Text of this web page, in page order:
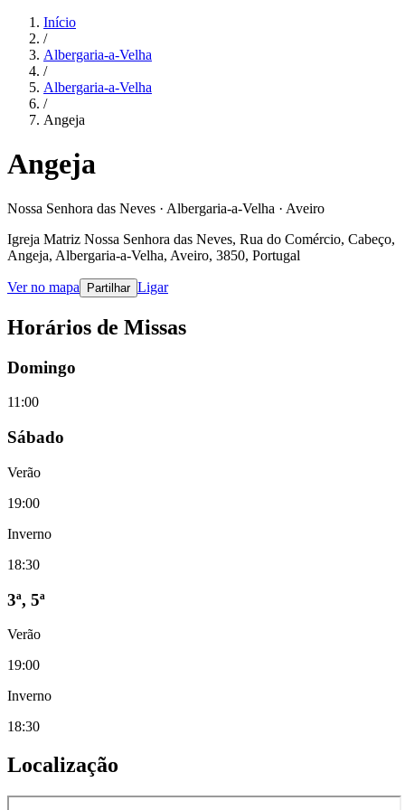
Início
/
Albergaria-a-Velha
/
Albergaria-a-Velha
/
Angeja
Angeja
Nossa Senhora das Neves · Albergaria-a-Velha · Aveiro
Igreja Matriz Nossa Senhora das Neves, Rua do Comércio, Cabeço,
Angeja, Albergaria-a-Velha, Aveiro, 3850, Portugal
Ver no mapa Partilhar Ligar
Horários de Missas
Domingo
11:00
Sábado
Verão
19:00
Inverno
18:30
3ª, 5ª
Verão
19:00
Inverno
18:30
Localização